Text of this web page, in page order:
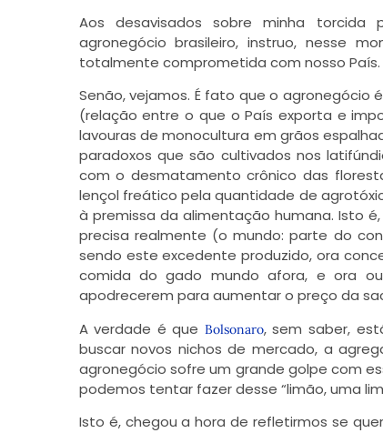
Aos desavisados sobre minha torcida
agronegócio brasileiro, instruo, nesse
totalmente comprometida com nosso País.
Senão, vejamos. É fato que o agronegócio
(relação entre o que o País exporta e
lavouras de monocultura em grãos
paradoxos que são cultivados nos
com o desmatamento crônico das
lençol freático pela quantidade de
à premissa da alimentação humana. Isto
precisa realmente (o mundo: parte do
sendo este excedente produzido, ora
comida do gado mundo afora, e ora
apodrecerem para aumentar o preço da
A verdade é que Bolsonaro, sem saber,
buscar novos nichos de mercado, a
agronegócio sofre um grande golpe com
podemos tentar fazer desse “limão, uma
Isto é, chegou a hora de refletirmos se